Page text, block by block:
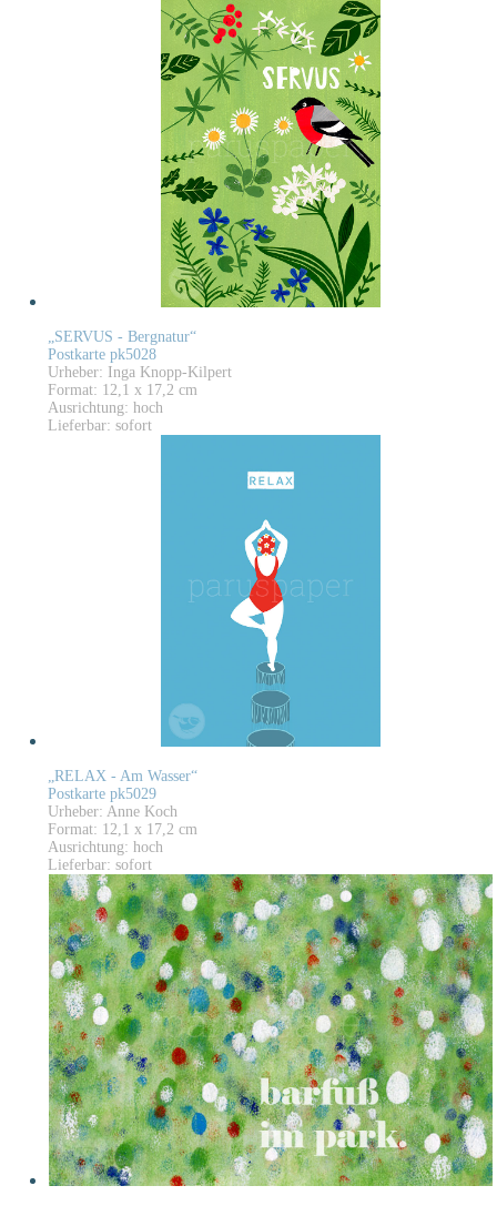
„SERVUS - Bergnatur“
Postkarte pk5028
Urheber: Inga Knopp-Kilpert
Format: 12,1 x 17,2 cm
Ausrichtung: hoch
Lieferbar: sofort
„RELAX - Am Wasser“
Postkarte pk5029
Urheber: Anne Koch
Format: 12,1 x 17,2 cm
Ausrichtung: hoch
Lieferbar: sofort